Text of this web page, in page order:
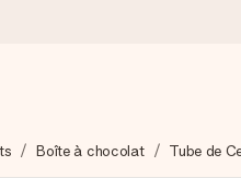
en un éclair – pour que
Boîte à chocolat Tube de